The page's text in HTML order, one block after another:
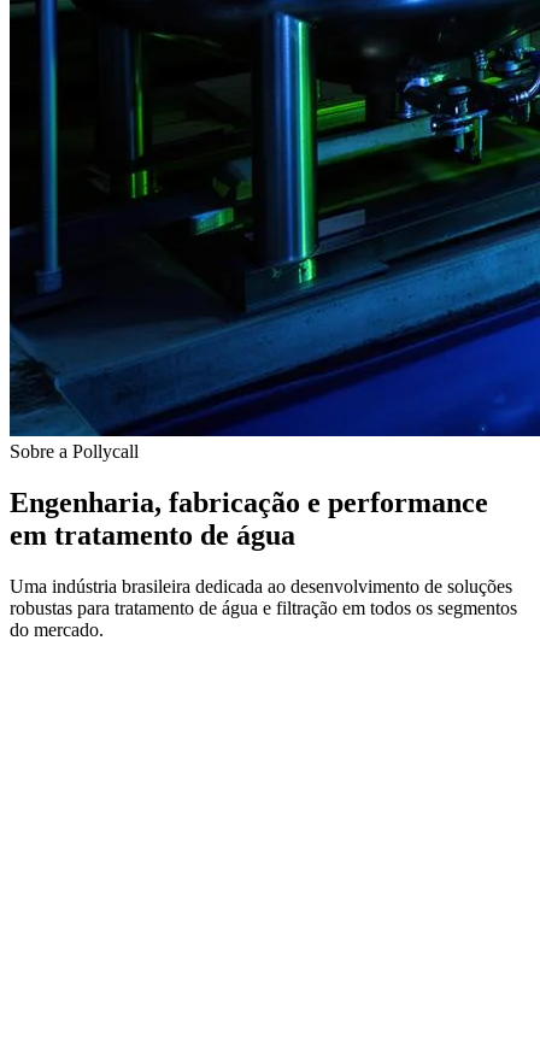
Sobre a Pollycall
Engenharia, fabricação e performance
em tratamento de água
Uma indústria brasileira dedicada ao desenvolvimento de soluções
robustas para tratamento de água e filtração em todos os segmentos
do mercado.